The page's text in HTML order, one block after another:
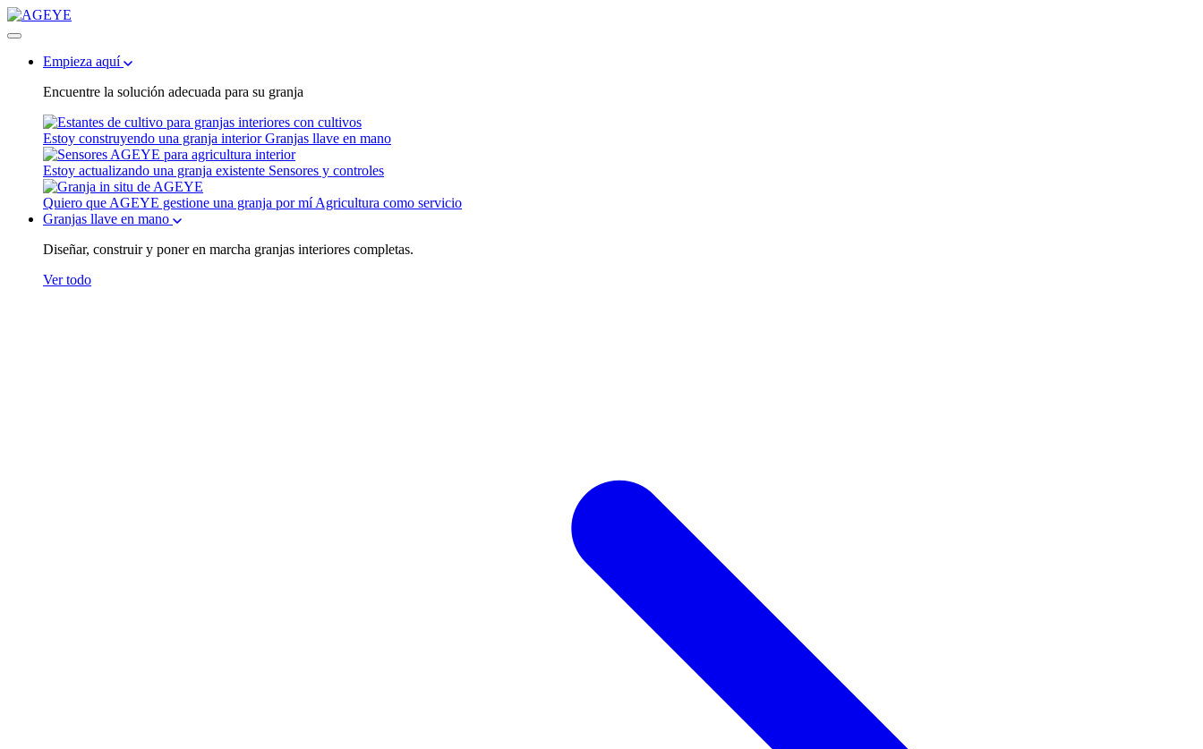
Empieza aquí
Encuentre la solución adecuada para su granja
Estoy construyendo una granja interior Granjas llave en mano
Estoy actualizando una granja existente Sensores y controles
Quiero que AGEYE gestione una granja por mí Agricultura como servicio
Granjas llave en mano
Diseñar, construir y poner en marcha granjas interiores completas.
Ver todo